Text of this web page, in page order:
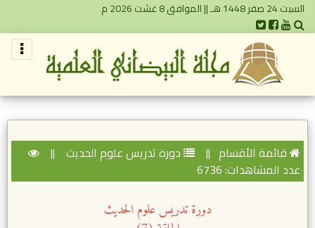
السبت 24 صفر 1448 هـ || الموافق 8 غشت 2026 م
قائمة الأقسام || دورة تدريس علوم الحديث ||
عدد المشاهدات: 6736
دورة تدريس علوم الحديث